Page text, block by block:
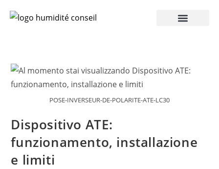
POSE-INVERSEUR-DE-POLARITE-ATE-LC30
Dispositivo ATE:
funzionamento, installazione
e limiti